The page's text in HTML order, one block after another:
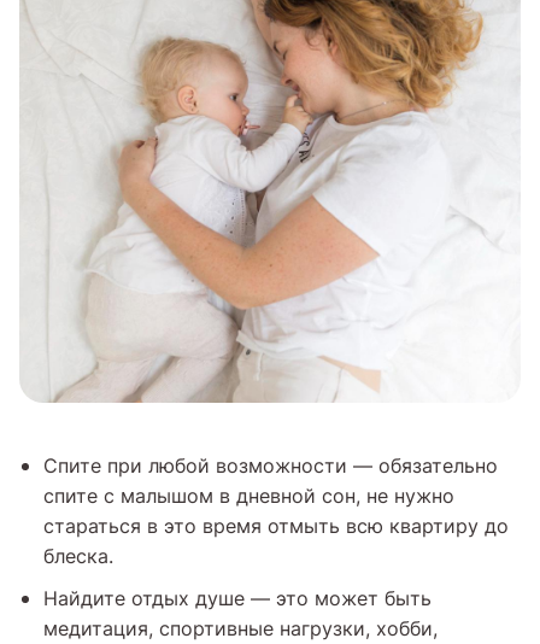
Спите при любой возможности — обязательно
спите с малышом в дневной сон, не нужно
стараться в это время отмыть всю квартиру до
блеска.
Найдите отдых душе — это может быть
медитация, спортивные нагрузки, хобби,